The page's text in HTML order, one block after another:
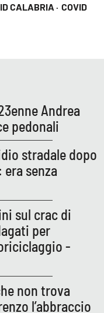
CALABRIA · COVID
Andrea
pedonali
stradale dopo
senza
sul crac di
per
-
non trova
l’abbraccio